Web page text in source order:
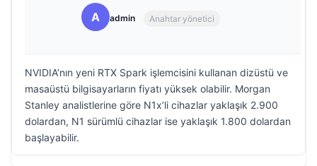
A admin Anahtar yönetici
NVIDIA’nın yeni RTX Spark işlemcisini kullanan dizüstü ve
masaüstü bilgisayarların fiyatı yüksek olabilir. Morgan
Stanley analistlerine göre N1x’li cihazlar yaklaşık 2.900
dolardan, N1 sürümlü cihazlar ise yaklaşık 1.800 dolardan
başlayabilir.